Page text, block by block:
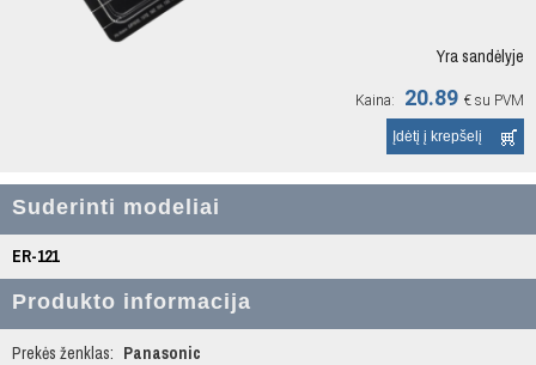
Yra sandėlyje
Kaina: 20.89 € su PVM
Suderinti modeliai
ER-121
Produkto informacija
Prekės ženklas: Panasonic